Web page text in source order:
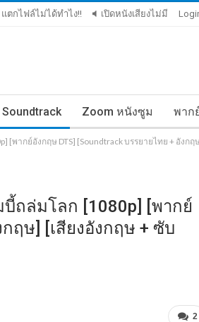
แตกไฟล์ไม่ได้ทำไง!! เปิดหนังเสียงไม่มี
Soundtrack Zoom หนังซูม พาก
ากย์อังกฤษ DTS] [Soundtrack บรรยายไทย + อังกฤ
บี้ถล่มโลก [1080p] [พากย์
ฤษ] [เสียงอังกฤษ + ซับ
2